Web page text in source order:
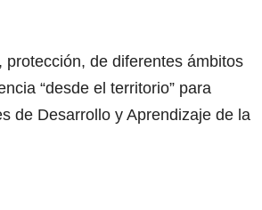
de diferentes ámbitos
“desde el territorio” para
de Desarrollo y Aprendizaje de la